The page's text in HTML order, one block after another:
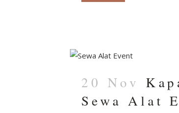
20 Nov
Sewa Alat